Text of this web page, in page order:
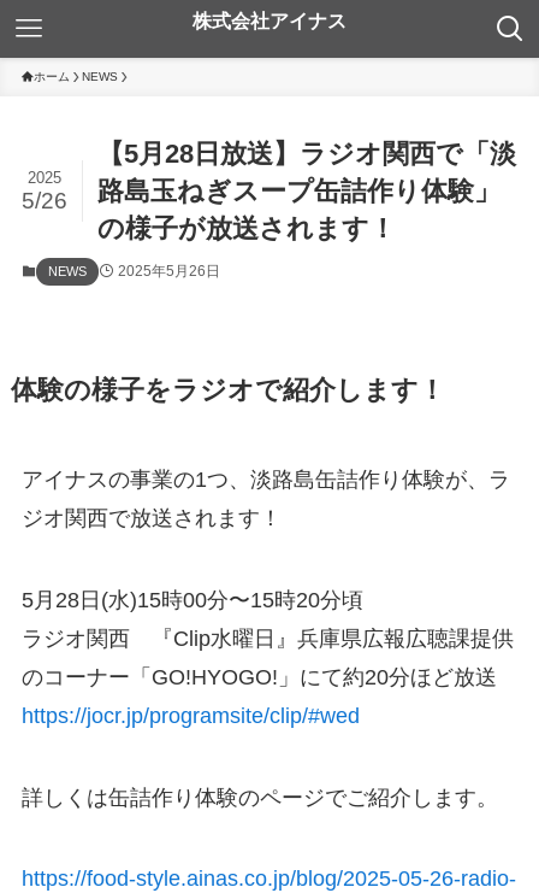
ホーム NEWS
【5月28日放送】ラジオ関西で「淡
路島玉ねぎスープ缶詰作り体験」
の様子が放送されます！
2025
5/26
NEWS 2025年5月26日
体験の様子をラジオで紹介します！
アイナスの事業の1つ、淡路島缶詰作り体験が、ラ
ジオ関西で放送されます！
5月28日(水)15時00分〜15時20分頃
ラジオ関西 『Clip水曜日』兵庫県広報広聴課提供
のコーナー「GO!HYOGO!」にて約20分ほど放送
https://jocr.jp/programsite/clip/#wed
詳しくは缶詰作り体験のページでご紹介します。
https://food-style.ainas.co.jp/blog/2025-05-26-radio-